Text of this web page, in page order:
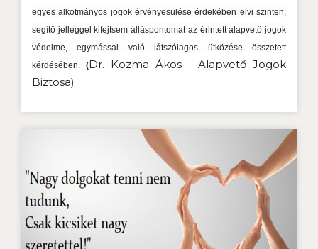
egyes alkotmányos jogok érvényesülése érdekében elvi szinten,
segítő jelleggel kifejtsem álláspontomat az érintett alapvető jogok
védelme, egymással való látszólagos ütközése összetett
kérdésében. (Dr. Kozma Ákos - Alapvető Jogok
Biztosa)